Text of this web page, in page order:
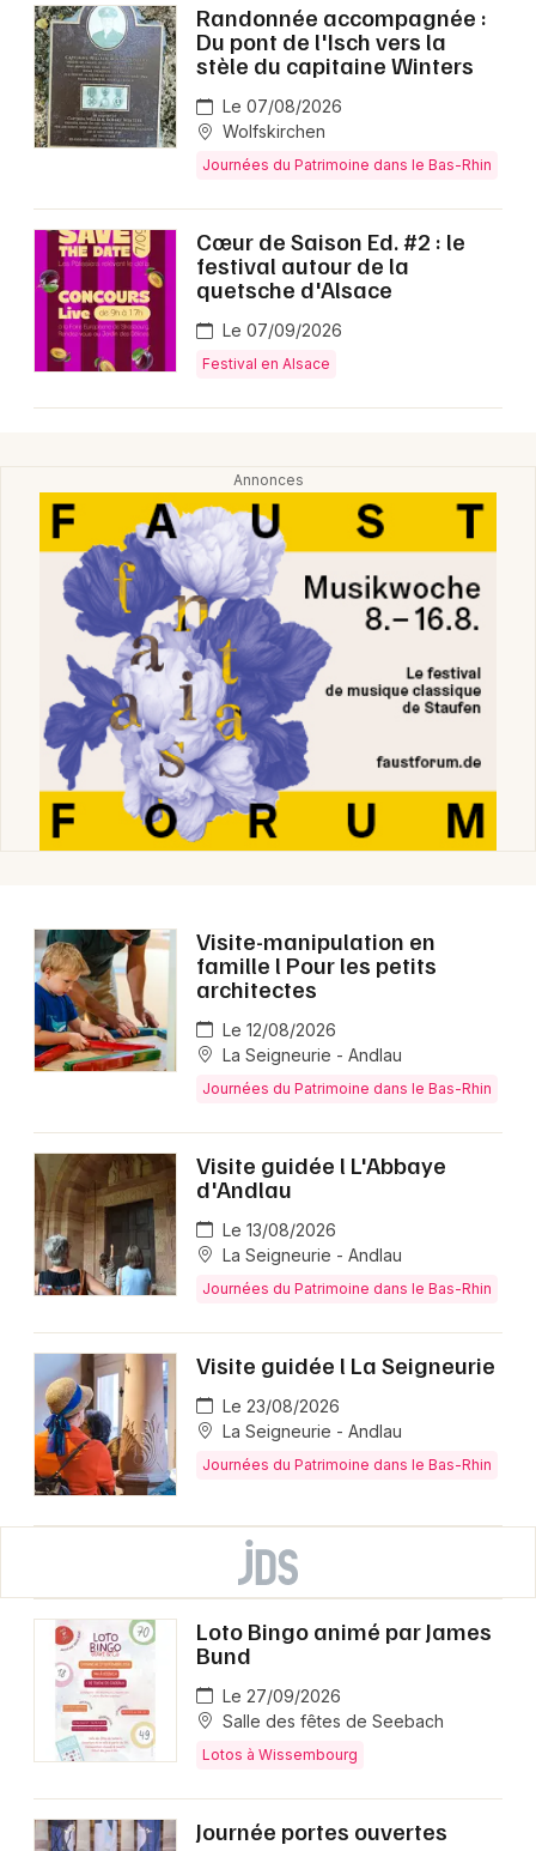
Randonnée accompagnée :
Du pont de l'Isch vers la
stèle du capitaine Winters
Le 07/08/2026
Wolfskirchen
Journées du Patrimoine dans le Bas-Rhin
Cœur de Saison Ed. #2 : le
festival autour de la
quetsche d'Alsace
Le 07/09/2026
Festival en Alsace
Visite-manipulation en
famille l Pour les petits
architectes
Le 12/08/2026
La Seigneurie - Andlau
Journées du Patrimoine dans le Bas-Rhin
Visite guidée l L'Abbaye
d'Andlau
Le 13/08/2026
La Seigneurie - Andlau
Journées du Patrimoine dans le Bas-Rhin
Visite guidée l La Seigneurie
Le 23/08/2026
La Seigneurie - Andlau
Journées du Patrimoine dans le Bas-Rhin
Loto Bingo animé par James
Bund
Le 27/09/2026
Salle des fêtes de Seebach
Lotos à Wissembourg
Journée portes ouvertes